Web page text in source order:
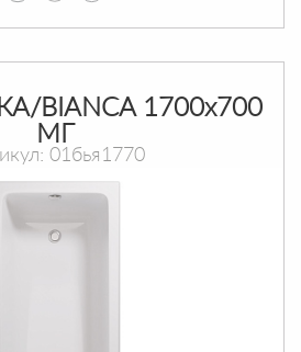
BIANCA 1700х700
МГ
01бья1770